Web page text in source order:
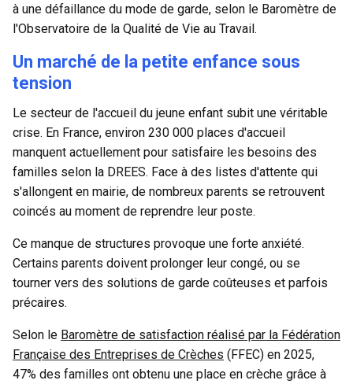
à une défaillance du mode de garde, selon le Baromètre de
l'Observatoire de la Qualité de Vie au Travail.
Un marché de la petite enfance sous
tension
Le secteur de l'accueil du jeune enfant subit une véritable
crise. En France, environ 230 000 places d'accueil
manquent actuellement pour satisfaire les besoins des
familles selon la DREES. Face à des listes d'attente qui
s'allongent en mairie, de nombreux parents se retrouvent
coincés au moment de reprendre leur poste.
Ce manque de structures provoque une forte anxiété.
Certains parents doivent prolonger leur congé, ou se
tourner vers des solutions de garde coûteuses et parfois
précaires.
Selon le Baromètre de satisfaction réalisé par la Fédération
Française des Entreprises de Crèches (FFEC) en 2025,
47% des familles ont obtenu une place en crèche grâce à